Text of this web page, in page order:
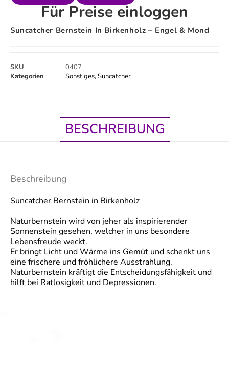
Für Preise einloggen
Suncatcher Bernstein In Birkenholz – Engel & Mond
SKU
0407
Kategorien
Sonstiges,Suncatcher
BESCHREIBUNG
Beschreibung
Suncatcher Bernstein in Birkenholz
Naturbernstein wird von jeher als inspirierender
Sonnenstein gesehen, welcher in uns besondere
Lebensfreude weckt.
Er bringt Licht und Wärme ins Gemüt und schenkt uns
eine frischere und fröhlichere Ausstrahlung.
Naturbernstein kräftigt die Entscheidungsfähigkeit und
hilft bei Ratlosigkeit und Depressionen.